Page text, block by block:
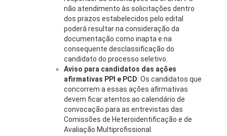
não atendimento às solicitações dentro
dos prazos estabelecidos pelo edital
poderá resultar na consideração da
documentação como inapta e na
consequente desclassificação do
candidato do processo seletivo
Aviso para candidatos das ações
afirmativas PPI e PCD: Os candidatos que
concorrem a essas ações afirmativas
devem ficar atentos ao calendário de
convocação para as entrevistas das
Comissões de Heteroidentificação e de
Avaliação Multiprofissional.